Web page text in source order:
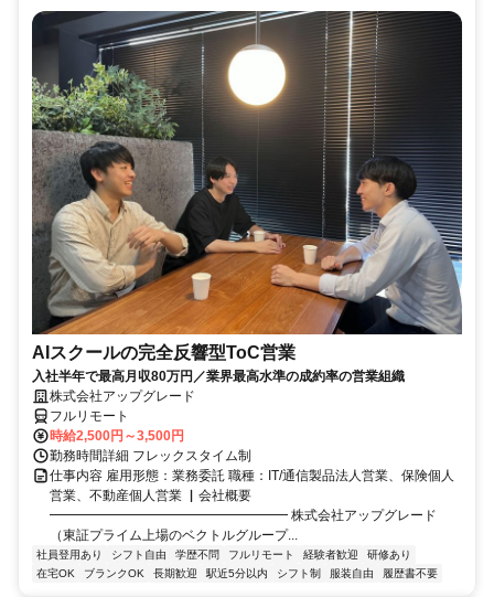
AIスクールの完全反響型ToC営業
入社半年で最高月収80万円／業界最高水準の成約率の営業組織
株式会社アップグレード
フルリモート
時給2,500円～3,500円
勤務時間詳細 フレックスタイム制
仕事内容 雇用形態：業務委託 職種：IT/通信製品法人営業、保険個人
営業、不動産個人営業 ▏会社概要
━━━━━━━━━━━━━━━━━━ 株式会社アップグレード
（東証プライム上場のベクトルグループ...
社員登用あり シフト自由 学歴不問 フルリモート 経験者歓迎
研修あり
在宅OK
ブランクOK 長期歓迎 駅近5分以内 シフト制 服装自由 履歴書不要